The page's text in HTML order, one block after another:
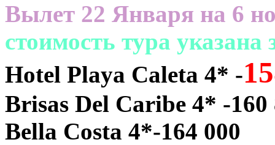
Вылет 22 Января на 6
cтоимость тура
Hotel Playa Caleta 4* -
Brisas Del Caribe 4* -160
Bella Costa 4*-164 000